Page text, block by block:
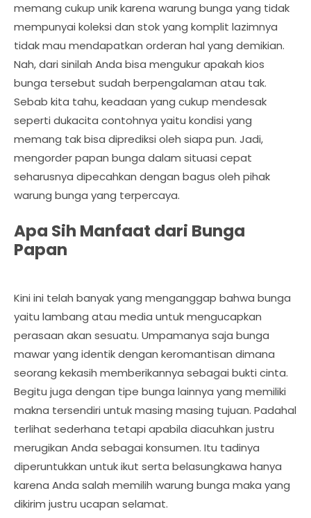
memang cukup unik karena warung bunga yang tidak
mempunyai koleksi dan stok yang komplit lazimnya
tidak mau mendapatkan orderan hal yang demikian.
Nah, dari sinilah Anda bisa mengukur apakah kios
bunga tersebut sudah berpengalaman atau tak.
Sebab kita tahu, keadaan yang cukup mendesak
seperti dukacita contohnya yaitu kondisi yang
memang tak bisa diprediksi oleh siapa pun. Jadi,
mengorder papan bunga dalam situasi cepat
seharusnya dipecahkan dengan bagus oleh pihak
warung bunga yang terpercaya.
Apa Sih Manfaat dari Bunga
Papan
Kini ini telah banyak yang menganggap bahwa bunga
yaitu lambang atau media untuk mengucapkan
perasaan akan sesuatu. Umpamanya saja bunga
mawar yang identik dengan keromantisan dimana
seorang kekasih memberikannya sebagai bukti cinta.
Begitu juga dengan tipe bunga lainnya yang memiliki
makna tersendiri untuk masing masing tujuan. Padahal
terlihat sederhana tetapi apabila diacuhkan justru
merugikan Anda sebagai konsumen. Itu tadinya
diperuntukkan untuk ikut serta belasungkawa hanya
karena Anda salah memilih warung bunga maka yang
dikirim justru ucapan selamat.